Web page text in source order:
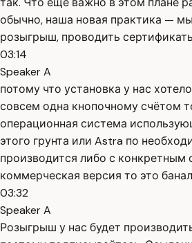
обычно, наша новая практика —
розыгрыш, проводить
03:14
Speaker A
потому что установка у нас
совсем одна кнопочному счётом
операционная система
этого грунта или Astra по
производится либо с конкретным
коммерческая версия то это
03:32
Speaker A
Розыгрыш у нас будет